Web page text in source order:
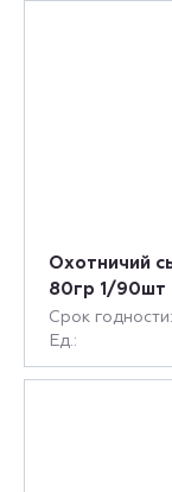
Охотничий
80гр 1/90шт
Срок годности:
Ед.: